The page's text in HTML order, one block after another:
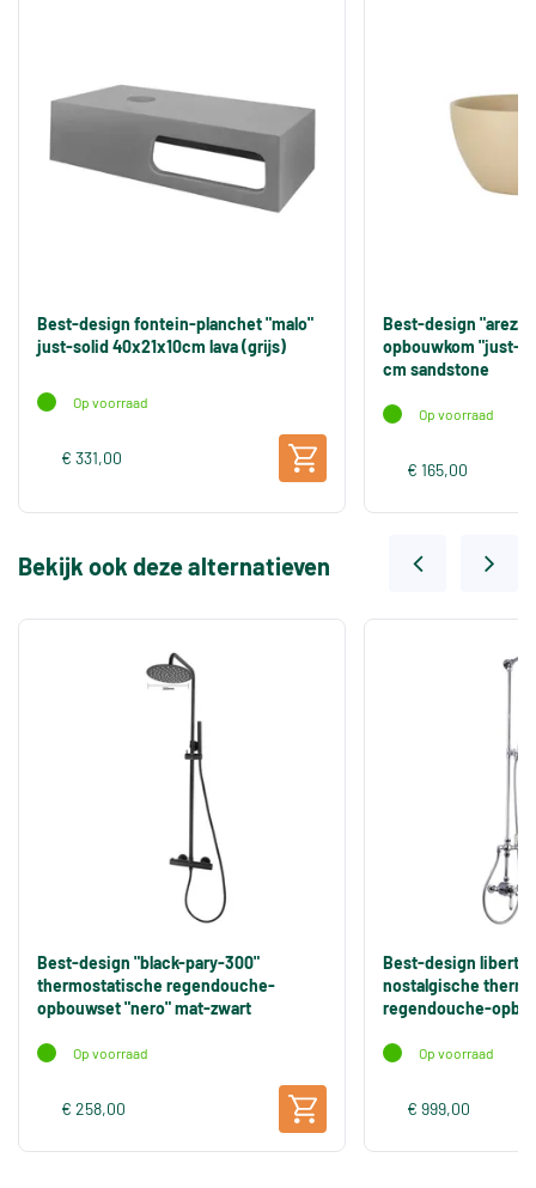
Best-design fontein-planchet "malo"
just-solid 40x21x10cm lava (grijs)
Op voorraad
€ 331,00
Best-design
opbouwkom "just-
cm sandstone
Op voorraad
€ 165,00
Bekijk ook deze alternatieven
Best-design "black-pary-300"
thermostatische regendouche-
opbouwset "nero" mat-zwart
Op voorraad
€ 258,00
Best-design liberty
nostalgische
regendouche-
Op voorraad
€ 999,00